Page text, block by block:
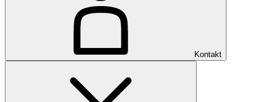
Kontakt